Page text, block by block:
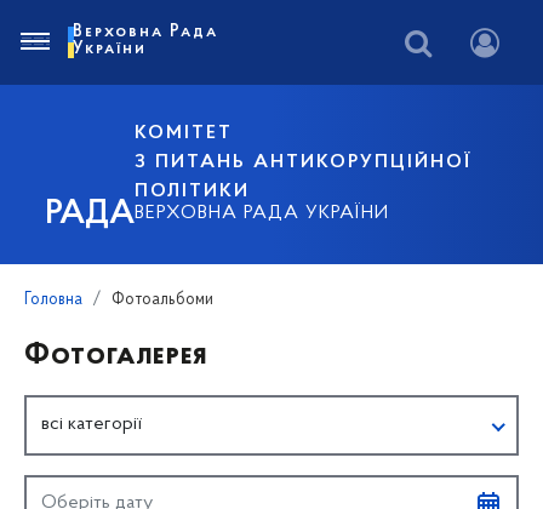
РАДА
КОМІТЕТ
З ПИТАНЬ АНТИКОРУПЦІЙНОЇ
ПОЛІТИКИ
ВЕРХОВНА РАДА УКРАЇНИ
Верховна Рада
України
Головна Фотоальбоми
Фотогалерея
всі категорії